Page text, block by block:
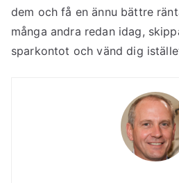
dem och få en ännu bättre
många andra redan idag,
sparkontot och vänd dig